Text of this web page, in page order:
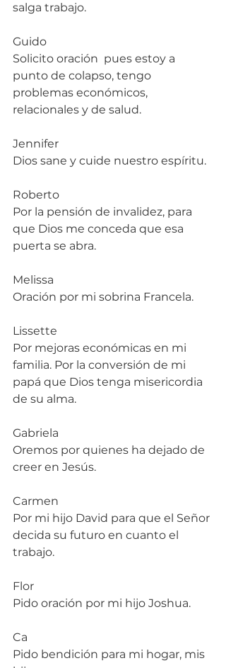
salga trabajo.
Guido
Solicito oración  pues estoy a
punto de colapso, tengo
problemas económicos,
relacionales y de salud.
Jennifer
Dios sane y cuide nuestro espíritu.
Roberto
Por la pensión de invalidez, para
que Dios me conceda que esa
puerta se abra.
Melissa
Oración por mi sobrina Francela.
Lissette
Por mejoras económicas en mi
familia. Por la conversión de mi
papá que Dios tenga misericordia
de su alma.
Gabriela
Oremos por quienes ha dejado de
creer en Jesús.
Carmen
Por mi hijo David para que el Señor
decida su futuro en cuanto el
trabajo.
Flor
Pido oración por mi hijo Joshua.
Ca
Pido bendición para mi hogar, mis